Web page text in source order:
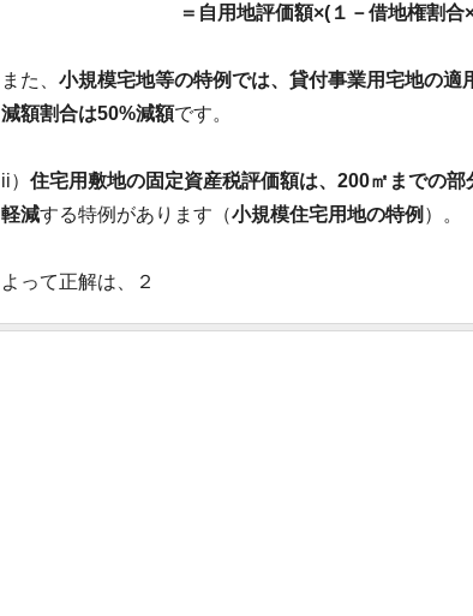
＝自用地評価額×(１－借地権割
また、 小規模宅地等の特例では、貸付事業用宅地の
減額割合は50%減額です。
ii） 住宅用敷地の固定資産税評価額は、200㎡までの
軽減する特例があります（小規模住宅用地の特例 ）。
よって正解は、２